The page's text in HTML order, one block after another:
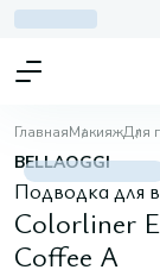
ГлавнаяМакияжДля
BELLAOGGI
Подводка для
Colorliner
Coffee A